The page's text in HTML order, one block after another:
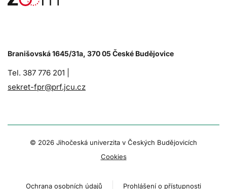
Branišovská 1645/31a, 370 05 České Budějovice
Tel. 387 776 201 |
sekret-fpr@prf.jcu.cz
© 2026 Jihočeská univerzita v Českých Budějovicích
Cookies
Ochrana osobních údajů Prohlášení o přístupnosti